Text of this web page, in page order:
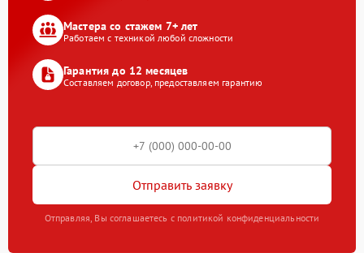
Мастера со стажем 7+ лет
Работаем с техникой любой сложности
Гарантия до 12 месяцев
Составляем договор, предоставляем гарантию
Отправить заявку
Отправляя, Вы соглашаетесь с политикой конфиденциальности